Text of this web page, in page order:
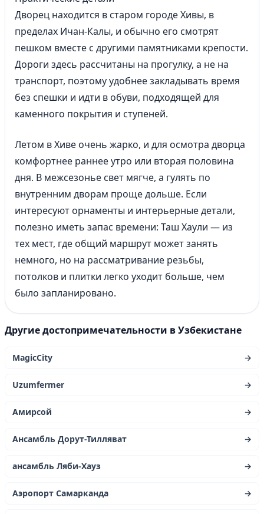
Дворец находится в старом городе Хивы, в
пределах Ичан-Калы, и обычно его смотрят
пешком вместе с другими памятниками крепости.
Дороги здесь рассчитаны на прогулку, а не на
транспорт, поэтому удобнее закладывать время
без спешки и идти в обуви, подходящей для
каменного покрытия и ступеней.
Летом в Хиве очень жарко, и для осмотра дворца
комфортнее раннее утро или вторая половина
дня. В межсезонье свет мягче, а гулять по
внутренним дворам проще дольше. Если
интересуют орнаменты и интерьерные детали,
полезно иметь запас времени: Таш Хаули — из
тех мест, где общий маршрут может занять
немного, но на рассматривание резьбы,
потолков и плитки легко уходит больше, чем
было запланировано.
Другие достопримечательности в Узбекистане
MagicCity →
Uzumfermer →
Амирсой →
Ансамбль Дорут-Тилляват →
ансамбль Ляби-Хауз →
Аэропорт Самарканда →